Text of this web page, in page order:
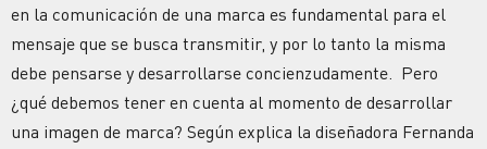
en la comunicación de una marca es fundamental para el
mensaje que se busca transmitir, y por lo tanto la misma
debe pensarse y desarrollarse concienzudamente. Pero
¿qué debemos tener en cuenta al momento de desarrollar
una imagen de marca? Según explica la diseñadora Fernanda